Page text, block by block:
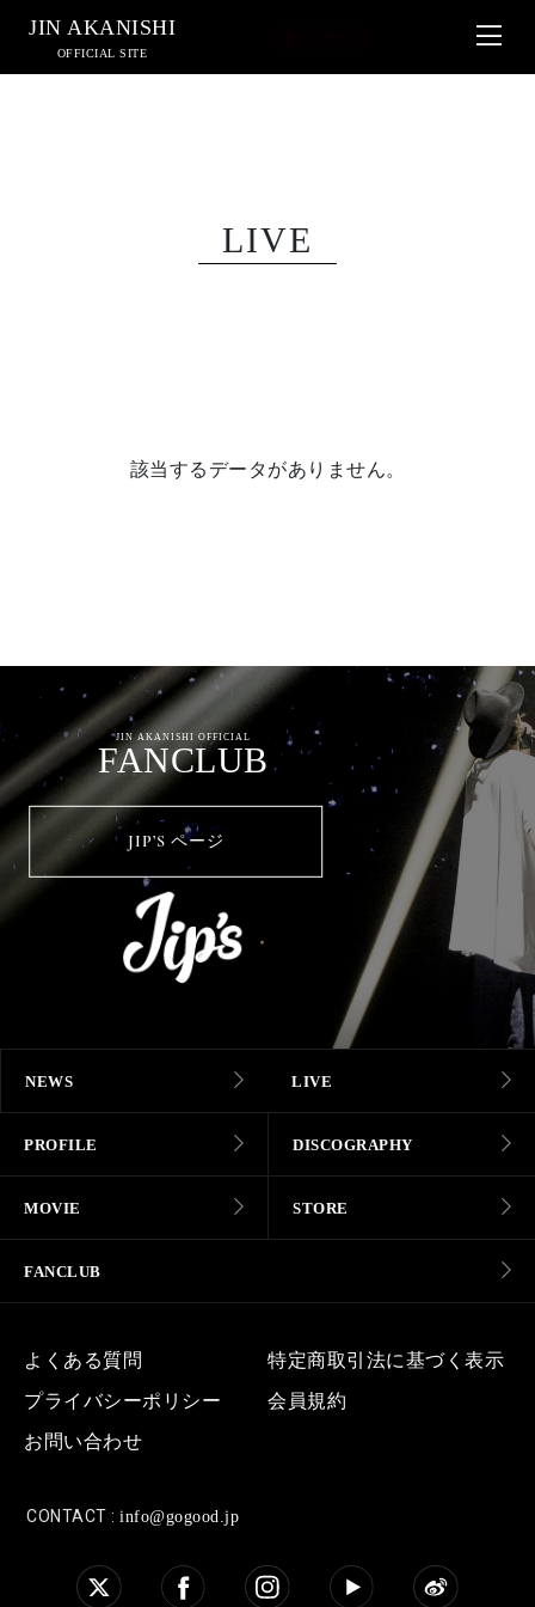
JIN AKANISHI
OFFICIAL SITE
LIVE
該当するデータがありません。
JIN AKANISHI OFFICIAL
FANCLUB
JIP’S ページ
NEWS LIVE
PROFILE DISCOGRAPHY
MOVIE STORE
FANCLUB
よくある質問
特定商取引法に基づく表示
プライバシーポリシー
会員規約
お問い合わせ
CONTACT : info@gogood.jp